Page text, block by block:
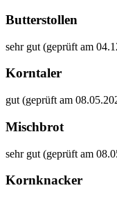
Butterstollen
sehr gut (geprüft am
Korntaler
gut (geprüft am
Mischbrot
sehr gut (geprüft am
Kornknacker